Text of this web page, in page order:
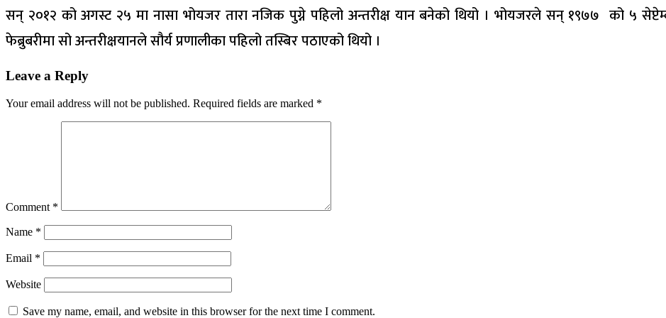
सन् २०१२ को अगस्ट २५ मा नासा भोयजर तारा नजिक पुग्ने पहिलो अन्तरीक्ष यान बनेको थियो । भोयजरले सन् १९७७ को ५
फेब्रुबरीमा सो अन्तरीक्षयानले सौर्य प्रणालीका पहिलो तस्बिर पठाएको थियो ।
Leave a Reply
Your email address will not be published. Required fields are marked *
Comment *
Name *
Email *
Website
Save my name, email, and website in this browser for the next time I comment.